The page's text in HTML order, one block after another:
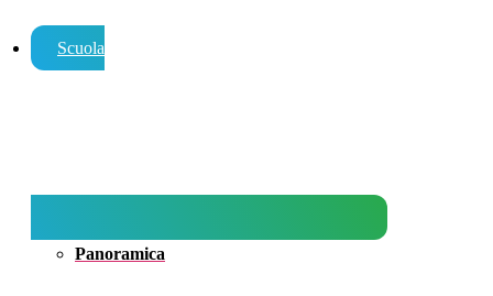
Scuola
Panoramica